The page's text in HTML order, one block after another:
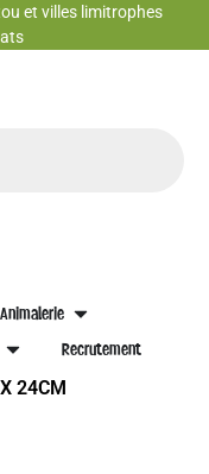
et villes limitrophes
Animalerie
Recrutement
24CM